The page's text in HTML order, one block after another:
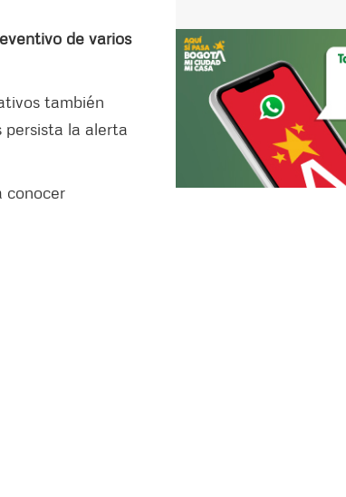
de varios
también
persista la alerta
conocer